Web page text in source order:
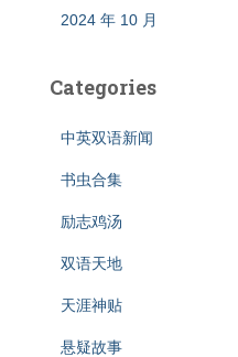
2024 年 10 月
Categories
中英双语新闻
书虫合集
励志鸡汤
双语天地
天涯神贴
悬疑故事